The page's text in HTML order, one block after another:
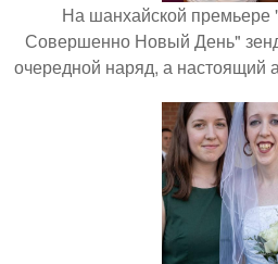
На шанхайской премьере
Совершенно Новый День"
очередной наряд, а настоящий